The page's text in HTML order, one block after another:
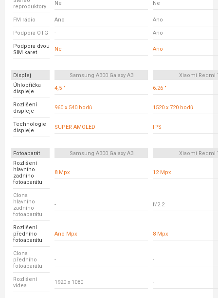
reproduktory
Ne Ne
FM rádio Ano Ano
Podpora OTG - Ano
Podpora dvou
SIM karet
Ne Ano
Displej Samsung A300 Galaxy A3
Xiaomi Redmi
Úhlopříčka
displeje
4,5 " 6.26 "
Rozlišení
displeje
960 x 540 bodů 1520 x 720 bodů
Technologie
displeje
SUPER AMOLED IPS
Fotoaparát Samsung A300 Galaxy A3
Xiaomi Redmi
Rozlišení
hlavního
zadního
fotoaparátu
8 Mpx 12 Mpx
Clona
hlavního
zadního
fotoaparátu
- f/2.2
Rozlišení
předního
fotoaparátu
Ano Mpx 8 Mpx
Clona
předního
fotoaparátu
- -
Rozlišení
videa
1920 x 1080 -